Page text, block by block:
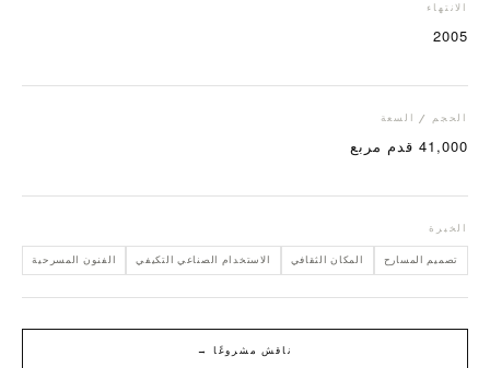
الانتهاء
2005
الحجم / السعة
41,000 قدم مربع
الخبرة
تصميم المسارح المكان الثقافي الاستخدام الصناعي التكيفي الفنون المسرحية
ناقش مشروعًا →